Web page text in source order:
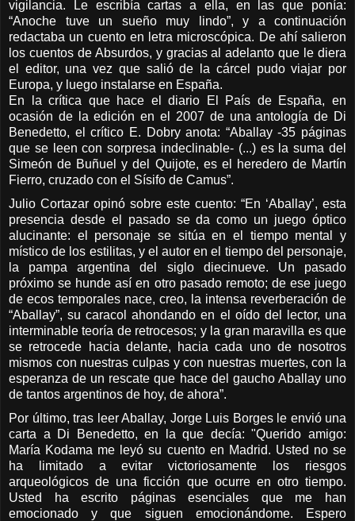
vigilancia. Le escribía cartas a ella, en las que ponía:
“Anoche tuve un sueño muy lindo”, y a continuación
redactaba un cuento en letra microscópica. De ahí salieron
los cuentos de Absurdos, y gracias al adelanto que le diera
el editor, una vez que salió de la cárcel pudo viajar por
Europa, y luego instalarse en España.
En la crítica que hace el diario El País de España, en
ocasión de la edición en el 2007 de una antología de Di
Benedetto, el crítico E. Dobry anota: “Aballay -35 páginas
que se leen con sorpresa indeclinable- (...) es la suma del
Simeón de Buñuel y del Quijote, es el heredero de Martín
Fierro, cruzado con el Sísifo de Camus”.
Julio Cortazar opinó sobre este cuento: “En ‘Aballay’, esta
presencia desde el pasado se da como un juego óptico
alucinante: el personaje se sitúa en el tiempo mental y
místico de los estilitas, y el autor en el tiempo del personaje,
la pampa argentina del siglo diecinueve. Un pasado
próximo se hunde así en otro pasado remoto; de ese juego
de ecos temporales nace, creo, la intensa reverberación de
“Aballay”, su caracol ahondando en el oído del lector, una
interminable teoría de retrocesos; y la gran maravilla es que
se retrocede hacia delante, hacia cada uno de nosotros
mismos con nuestras culpas y con nuestras muertes, con la
esperanza de un rescate que hace del gaucho Aballay uno
de tantos argentinos de hoy, de ahora”.
Por último, tras leer Aballay, Jorge Luis Borges le envió una
carta a Di Benedetto, en la que decía: "Querido amigo:
María Kodama me leyó su cuento en Madrid. Usted no se
ha limitado a evitar victoriosamente los riesgos
arqueológicos de una ficción que ocurre en otro tiempo.
Usted ha escrito páginas esenciales que me han
emocionado y que siguen emocionándome.
Espero